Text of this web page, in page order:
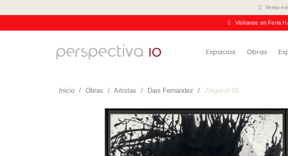
Venta
Visítanos en Feria
Espacios Obras
Inicio Obras Artistas Dani Fernández Ziegelrot 02